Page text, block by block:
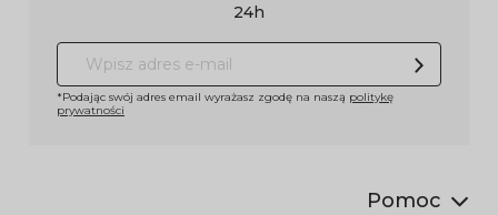
24h
*Podając swój adres email wyrażasz zgodę na naszą politykę
prywatności
Pomoc